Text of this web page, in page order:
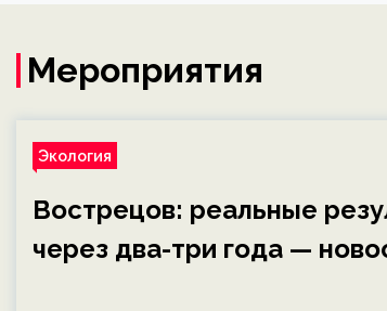
Мероприятия
Экология
Вострецов: реальные
через два-три года —